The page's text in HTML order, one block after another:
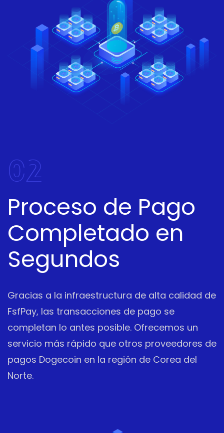
02
Proceso de Pago
Completado en
Segundos
Gracias a la infraestructura de alta calidad de
FsfPay, las transacciones de pago se
completan lo antes posible. Ofrecemos un
servicio más rápido que otros proveedores de
pagos Dogecoin en la región de Corea del
Norte.